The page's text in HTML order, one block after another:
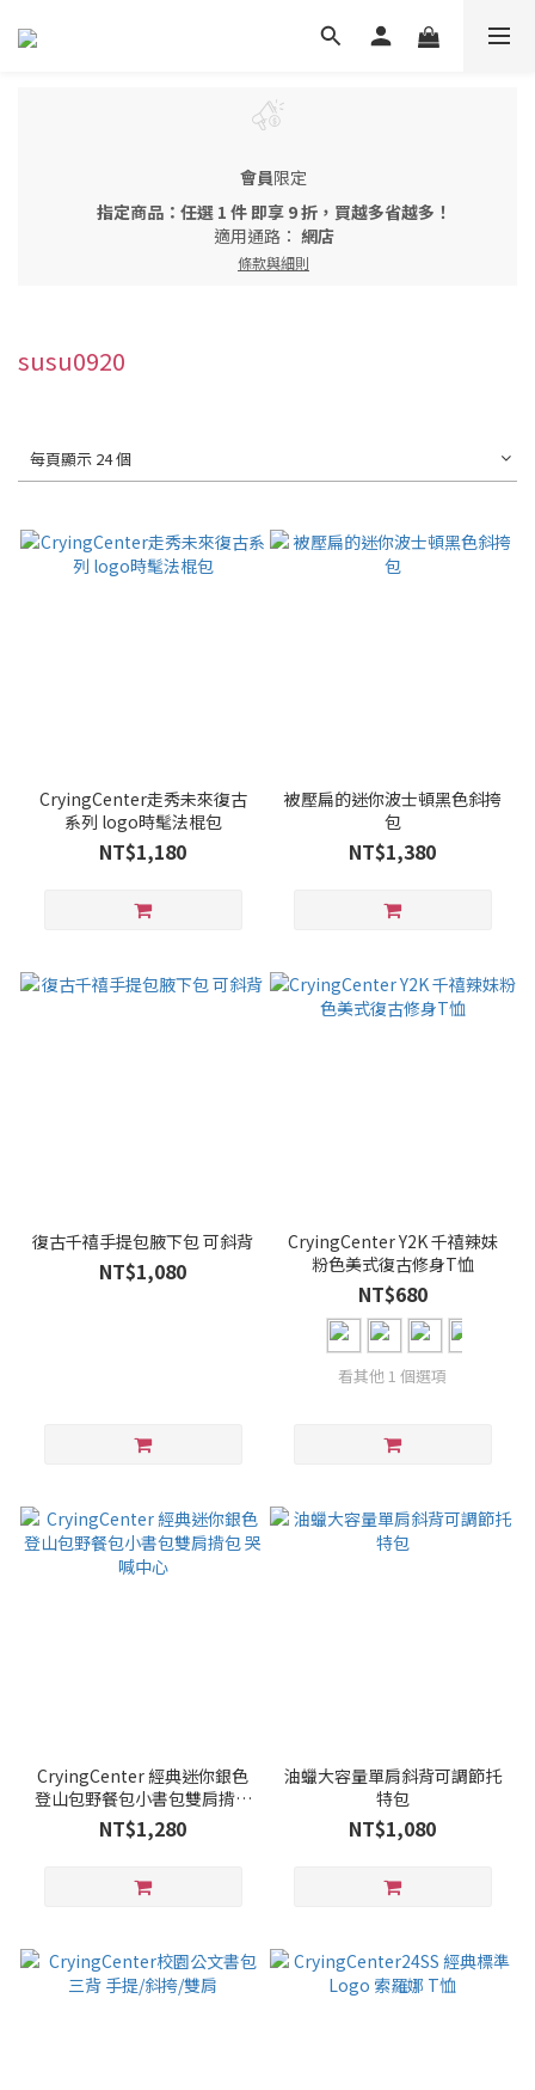
會員限定
指定商品：任選 1 件 即享 9 折，買越多省越多！
適用通路： 網店
條款與細則
susu0920
每頁顯示 24 個
CryingCenter走秀未來復古
系列 logo時髦法棍包
NT$1,180
被壓扁的迷你波士頓黑色斜挎
包
NT$1,380
復古千禧手提包腋下包 可斜背
NT$1,080
CryingCenter Y2K 千禧辣妹
粉色美式復古修身T恤
NT$680
看其他 1 個選項
CryingCenter 經典迷你銀色
登山包野餐包小書包雙肩揹包
哭喊中心
NT$1,280
油蠟大容量單肩斜背可調節托
特包
NT$1,080